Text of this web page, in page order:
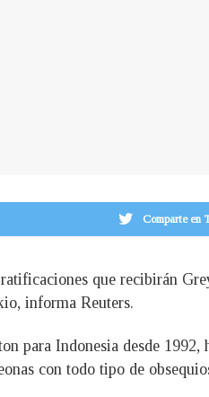
Comparte en
que recibirán
informa Reuters.
para Indonesia desde 1992,
con todo tipo de